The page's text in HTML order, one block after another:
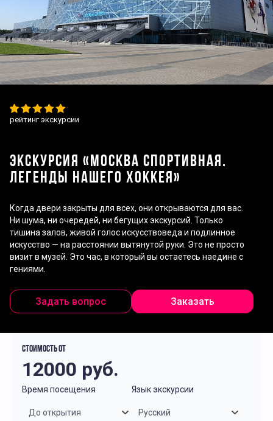
рейтинг экскурсии
ЭКСКУРСИЯ «МОСКВА СПОРТИВНАЯ.
ЛЕГЕНДЫ НАШЕГО ХОККЕЯ»
Когда двери закрыты для всех, они открываются для вас.
Ни шума, ни очередей, ни бегущих экскурсий. Только
тишина залов, живой голос искусствоведа и подлинное
искусство — на расстоянии вытянутой руки. Это не просто
визит в музей. Это час, в который вы остаетесь наедине с
гениями.
Задать вопрос Заказать
Стоимость от
12000 руб.
Время посещения
До открытия
Язык экскурсии
Русский